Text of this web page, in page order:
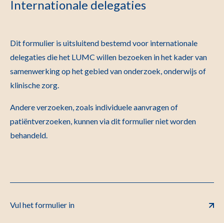
Internationale delegaties
Dit formulier is uitsluitend bestemd voor internationale
delegaties die het LUMC willen bezoeken in het kader van
samenwerking op het gebied van onderzoek, onderwijs of
klinische zorg.
Andere verzoeken, zoals individuele aanvragen of
patiëntverzoeken, kunnen via dit formulier niet worden
behandeld.
Vul het formulier in